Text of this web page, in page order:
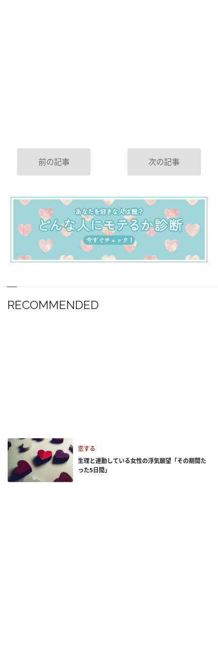
前の記事 次の記事
RECOMMENDED
恋する
生理と連動している女性の浮気願望「その期間た
った5日間」